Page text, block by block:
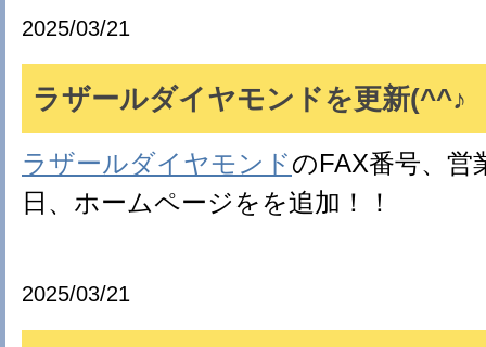
2025/03/21
ラザールダイヤモンドを更新(^^♪
ラザールダイヤモンドのFAX番号、営
日、ホームページをを追加！！
2025/03/21